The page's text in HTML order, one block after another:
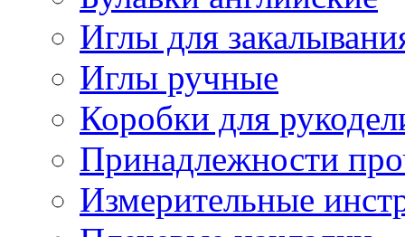
Иглы для
Иглы ручные
Коробки для
Принадлежности
Измерительные